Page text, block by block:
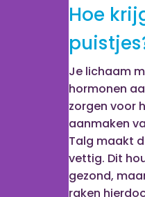
Hoe
Je lichaam
hormonen
zorgen voor
aanmaken
Talg maakt
vettig. Dit
gezond,
raken